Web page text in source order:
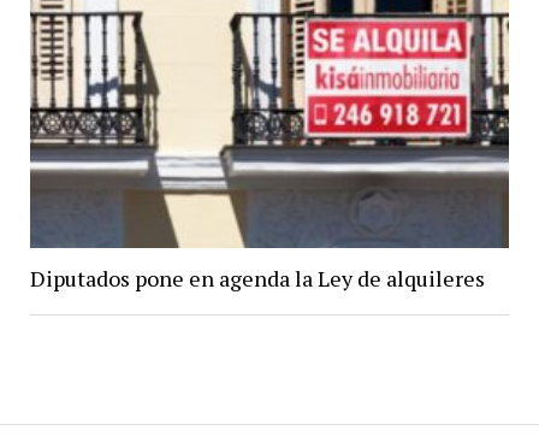
Diputados pone en agenda la Ley de alquileres